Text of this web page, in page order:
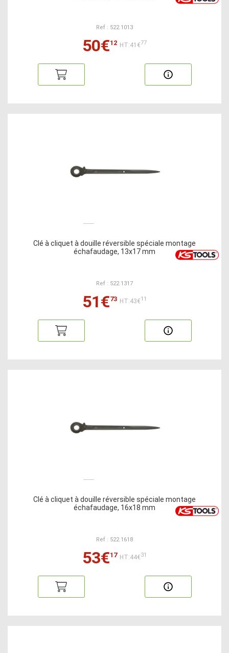
Ref : 522.1013
50€12 HT:41€77
Clé à cliquet à douille réversible spéciale montage
échafaudage, 13x17 mm
Ref : 522.1317
51€73 HT:43€11
Clé à cliquet à douille réversible spéciale montage
échafaudage, 16x18 mm
Ref : 522.1618
53€17 HT:44€31